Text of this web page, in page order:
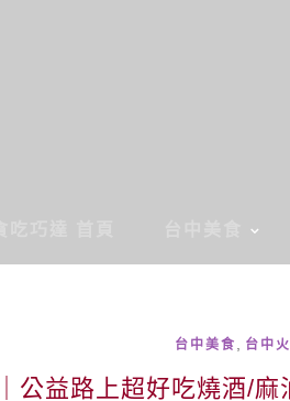
台中美食 台中
公益路上超好吃燒酒/